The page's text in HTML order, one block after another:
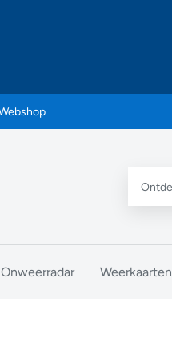
Onweerradar Weerkaarten